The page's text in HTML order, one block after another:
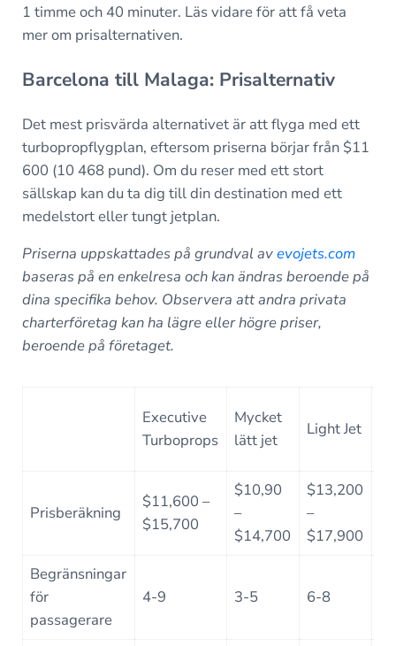
1 timme och 40 minuter. Läs vidare för att få veta
mer om prisalternativen.
Barcelona till Malaga: Prisalternativ
Det mest prisvärda alternativet är att flyga med ett
turbopropflygplan, eftersom priserna börjar från $11
600 (10 468 pund). Om du reser med ett stort
sällskap kan du ta dig till din destination med ett
medelstort eller tungt jetplan.
Priserna uppskattades på grundval avevojets.com
baseras på en enkelresa och kan ändras beroende på
dina specifika behov. Observera att andra privata
charterföretag kan ha lägre eller högre priser,
beroende på företaget.
Executive
Turboprops
Mycket
lätt jet
Light Jet
Prisberäkning
$11,600 –
$15,700
$10,90
–
$14,700
$13,200
–
$17,900
Begränsningar
för
passagerare
4-9 3-5 6-8